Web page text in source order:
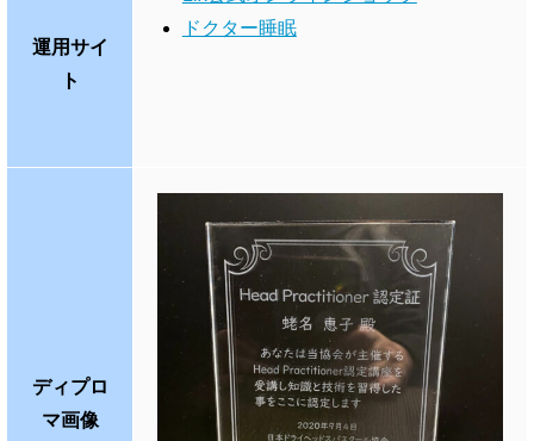
運用サイ
ト
ドクター睡眠
ディプロ
マ画像